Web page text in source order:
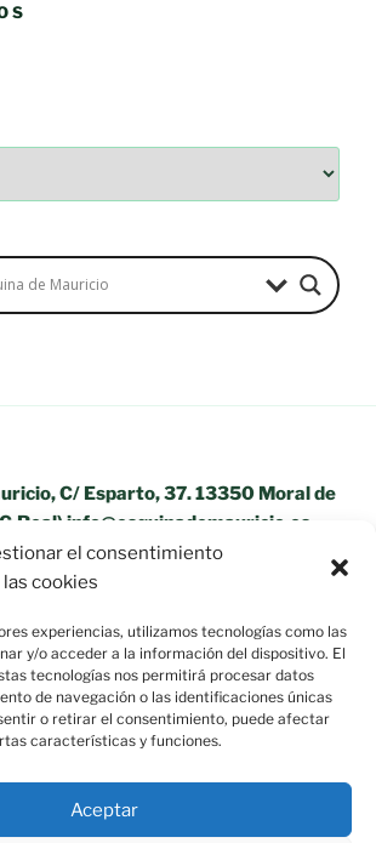
el consentimiento
las cookies
experiencias, utilizamos tecnologías como las
y/o acceder a la información del dispositivo. El
tecnologías nos permitirá procesar datos
de navegación o las identificaciones únicas
o retirar el consentimiento, puede afectar
características y funciones.
Aceptar
C/ Esparto, 37. 13350 Moral de
info@esquinademauricio.es